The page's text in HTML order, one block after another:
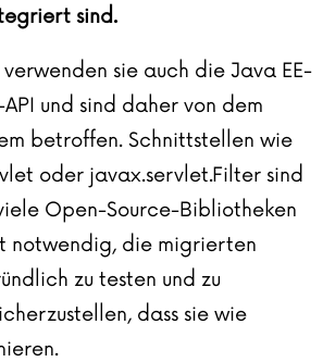
sind.
sie auch die Java EE-
und sind daher von dem
betroffen. Schnittstellen wie
oder javax.servlet.Filter sind
Open-Source-Bibliotheken
notwendig, die migrierten
zu testen und zu
dass sie wie